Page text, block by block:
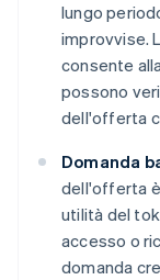
lungo
improvvise.
consente
possono
dell'offerta
Domanda
dell'offerta
utilità del
accesso o
domanda